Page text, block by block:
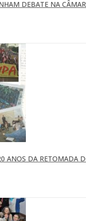
DEBATE NA
ANOS DA RETOMADA